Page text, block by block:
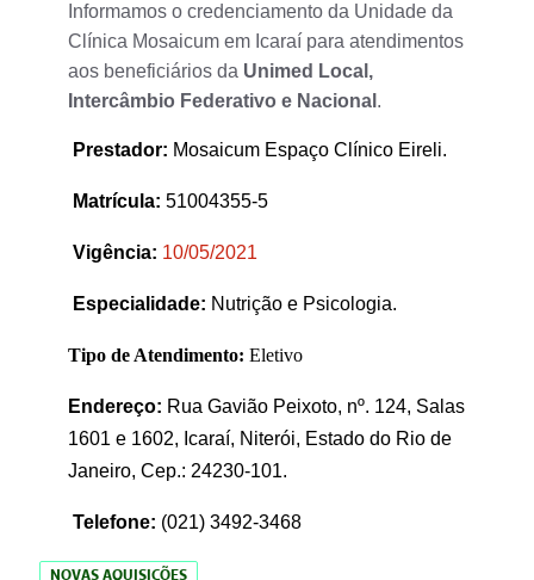
Informamos o credenciamento da Unidade da
Clínica Mosaicum em Icaraí para atendimentos
aos beneficiários da Unimed Local,
Intercâmbio Federativo e Nacional .
Prestador: Mosaicum Espaço Clínico Eireli.
Matrícula: 51004355-5
Vigência: 10/05/2021
Especialidade: Nutrição e Psicologia.
Tipo de Atendimento: Eletivo
Endereço: Rua Gavião Peixoto, nº. 124, Salas
1601 e 1602, Icaraí, Niterói, Estado do Rio de
Janeiro, Cep.: 24230-101.
Telefone: (021) 3492-3468
NOVAS AQUISIÇÕES